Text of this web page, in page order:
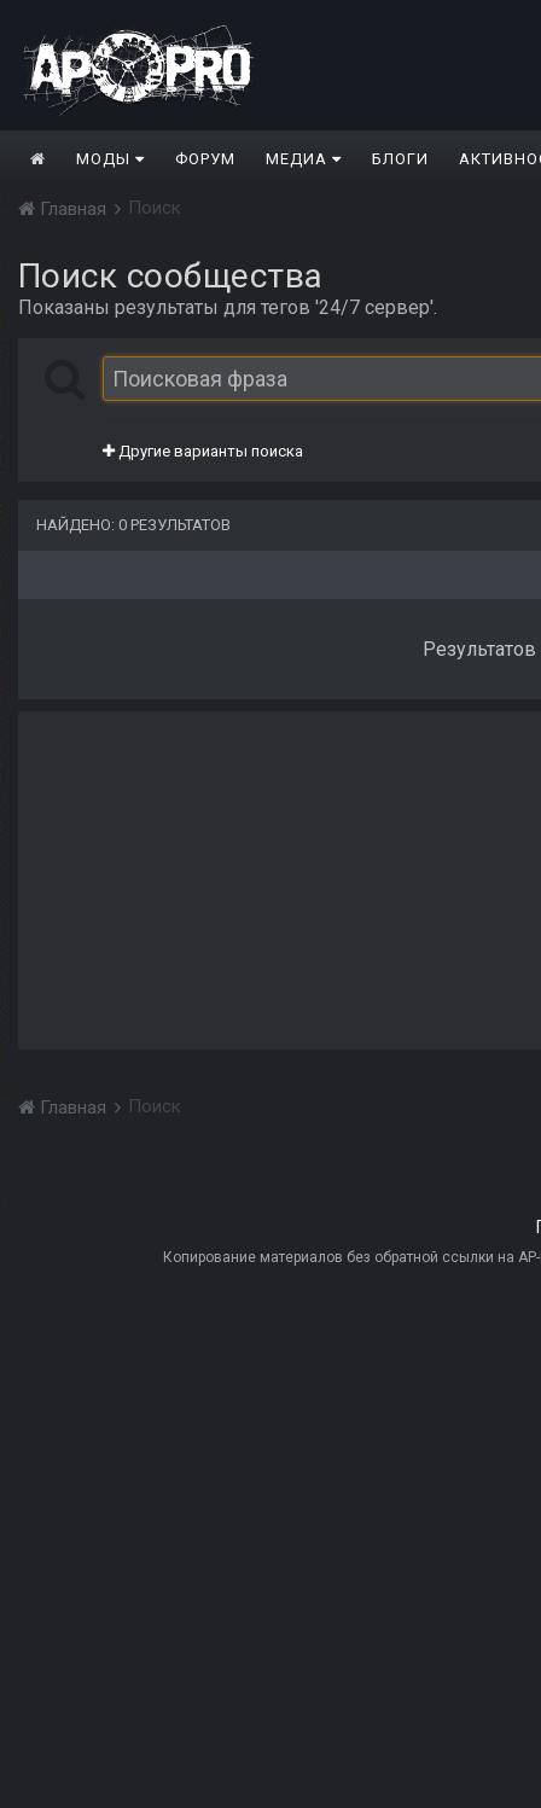
МОДЫ ФОРУМ МЕДИА БЛОГИ
Главная Поиск
Поиск сообщества
Показаны результаты для тегов '24/7 сервер'.
Другие варианты поиска
НАЙДЕНО: 0 РЕЗУЛЬТАТОВ
Главная Поиск
Копирование материалов без обратной ссылки на